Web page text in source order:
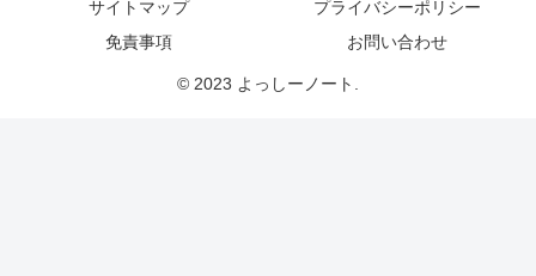
サイトマップ
プライバシーポリシー
免責事項
お問い合わせ
© 2023 よっしーノート.